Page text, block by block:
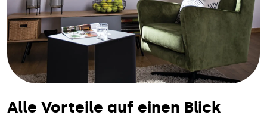
Alle Vorteile auf einen Blick